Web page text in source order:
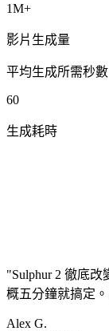
1M+
影片生成量
平均生成所需秒數
60
生成耗時
Sulphur 2 徹底
概五分鐘就搞定
Alex G.